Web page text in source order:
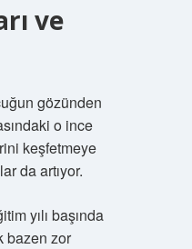
ve
gözünden
o ince
keşfetmeye
da artıyor.
yılı başında
bazen zor